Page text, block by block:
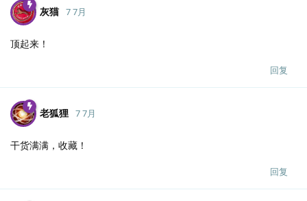
灰猫 7 7月
顶起来！
回复
老狐狸 7 7月
干货满满，收藏！
回复